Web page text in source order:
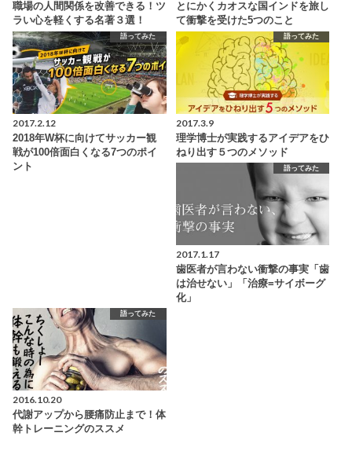
職場の人間関係を改善できる！ツ
ラい心を軽くする名著３選！
とにかくカオスな国インドを旅し
て衝撃を受けた5つのこと
語ってみた
2017.2.12
2018年W杯に向けてサッカー観
戦が100倍面白くなる7つのポイ
ント
語ってみた
2017.3.9
理学博士が実践するアイデアをひ
ねり出す５つのメソッド
語ってみた
2017.1.17
歯医者が言わない衝撃の事実「歯
は治せない」「治療=サイボーグ
化」
語ってみた
2016.10.20
代謝アップから腰痛防止まで！体
幹トレーニングのススメ